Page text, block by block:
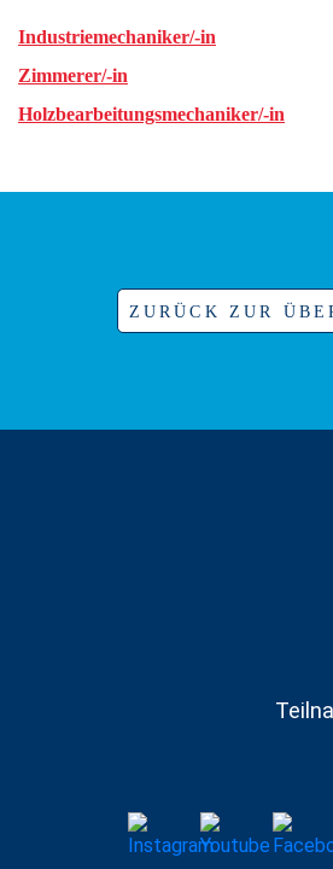
Industrie­mechaniker/-in
Zimmerer/-in
Holzbearbeitung­smechaniker/-in
ZURÜCK ZUR